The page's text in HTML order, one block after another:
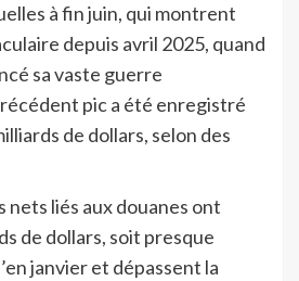
à fin juin, qui montrent
depuis avril 2025, quand
sa vaste guerre
pic a été enregistré
de dollars, selon des
nets liés aux douanes ont
de dollars, soit presque
janvier et dépassent la